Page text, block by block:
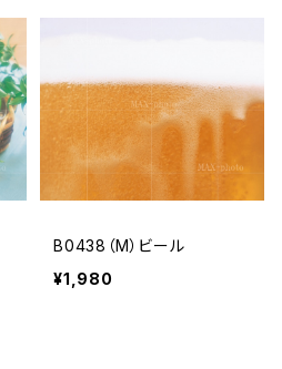
B0438（M）ビール
¥1,980